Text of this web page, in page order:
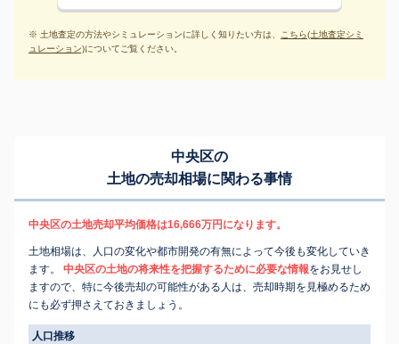
※ 土地査定の方法やシミュレーションに詳しく知りたい方は、 こちら(土地査定シミ
ュレーション)についてご覧ください。
中央区の
土地の売却相場に関わる事情
中央区の土地売却平均価格は16,666万円になります。
土地相場は、人口の変化や都市開発の有無によって今後も変化していき
ます。
中央区の土地の将来性を把握するために必要な情報をお見せし
ますので、特に今後売却の可能性がある人は、売却時期を見極めるため
にも必ず押さえておきましょう。
人口推移